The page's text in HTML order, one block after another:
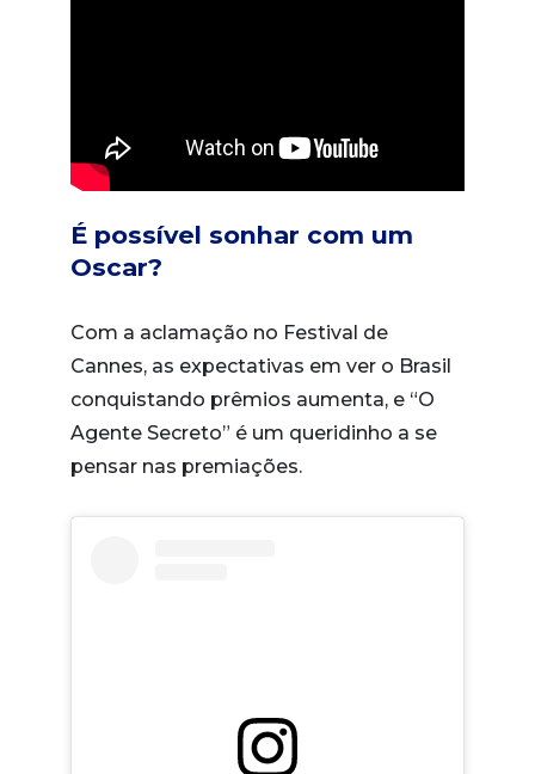
É possível sonhar com um
Oscar?
Com a aclamação no Festival de
Cannes, as expectativas em ver o Brasil
conquistando prêmios aumenta, e “O
Agente Secreto” é um queridinho a se
pensar nas premiações.